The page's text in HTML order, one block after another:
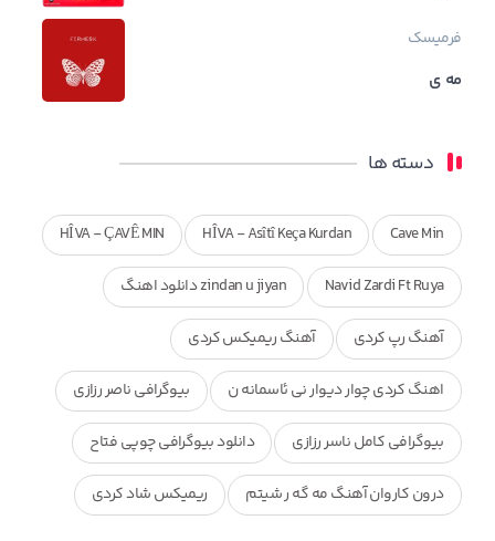
فرمیسک
مه ی
دسته ها
Cave Min
HÎVA - Asîtî Keça Kurdan
HÎVA - ÇAVÊ MIN
Navid Zardi Ft Ruya zindan u jiyan دانلود اهنگ
آهنگ رپ کردی آهنگ ریمیکس کردی
اهنگ کردی چوار دیوار نی ئاسمانه ن بیوگرافی ناصر رزازی
بیوگرافی کامل ناسر رزازی دانلود بیوگرافی چوپی فتاح
درون کاروان آهنگ مه گه ر شیتم ریمیکس شاد کردی